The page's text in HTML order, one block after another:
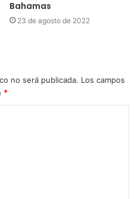
Bahamas
23 de agosto de 2022
no será publicada. Los campos
*